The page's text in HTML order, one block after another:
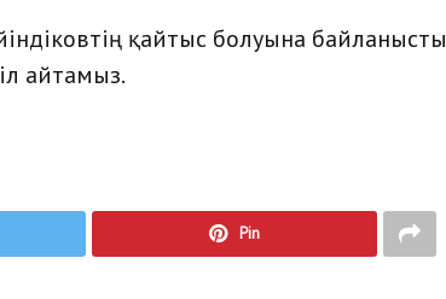
қайтыс болуына байланысты
айтамыз.
Pin